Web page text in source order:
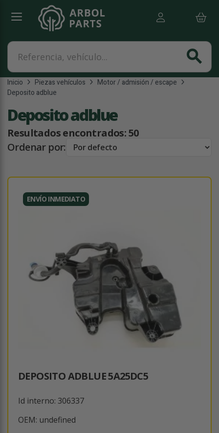
Referencia, vehículo...
search
Inicio Piezas vehículos
Motor / admisión / escape
Deposito adblue
Deposito adblue
Resultados encontrados:50
Ordenar por:
ENVÍO INMEDIATO
DEPOSITO ADBLUE 5A25DC5
Id interno: 306337
OEM: undefined